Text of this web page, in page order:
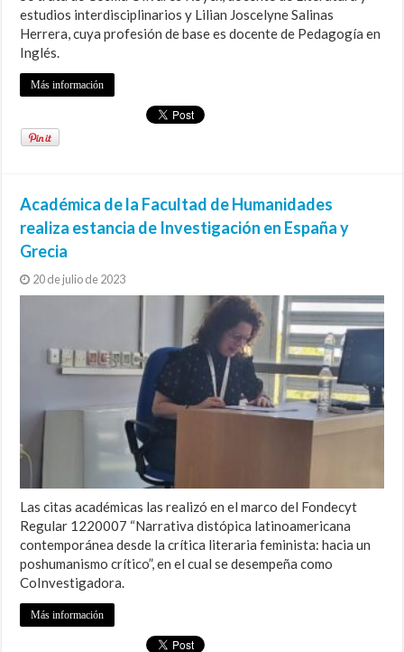
estudios interdisciplinarios y Lilian Joscelyne Salinas
Herrera, cuya profesión de base es docente de Pedagogía en
Inglés.
Más información
Académica de la Facultad de Humanidades
realiza estancia de Investigación en España y
Grecia
20 de julio de 2023
Las citas académicas las realizó en el marco del Fondecyt
Regular 1220007 “Narrativa distópica latinoamericana
contemporánea desde la crítica literaria feminista: hacia un
poshumanismo crítico”, en el cual se desempeña como
CoInvestigadora.
Más información